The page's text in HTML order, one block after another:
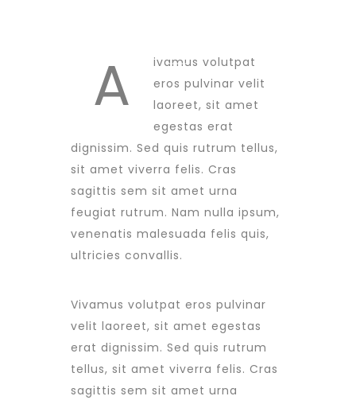
A
ivamus volutpat
eros pulvinar velit
laoreet, sit amet
egestas erat
dignissim. Sed quis rutrum tellus,
sit amet viverra felis. Cras
sagittis sem sit amet urna
feugiat rutrum. Nam nulla ipsum,
venenatis malesuada felis quis,
ultricies convallis.
Vivamus volutpat eros pulvinar
velit laoreet, sit amet egestas
erat dignissim. Sed quis rutrum
tellus, sit amet viverra felis. Cras
sagittis sem sit amet urna